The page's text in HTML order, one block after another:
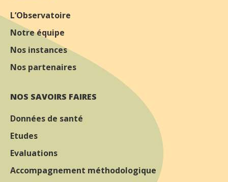
L’Observatoire
Notre équipe
Nos instances
Nos partenaires
NOS SAVOIRS FAIRES
Données de santé
Etudes
Evaluations
Accompagnement méthodologique